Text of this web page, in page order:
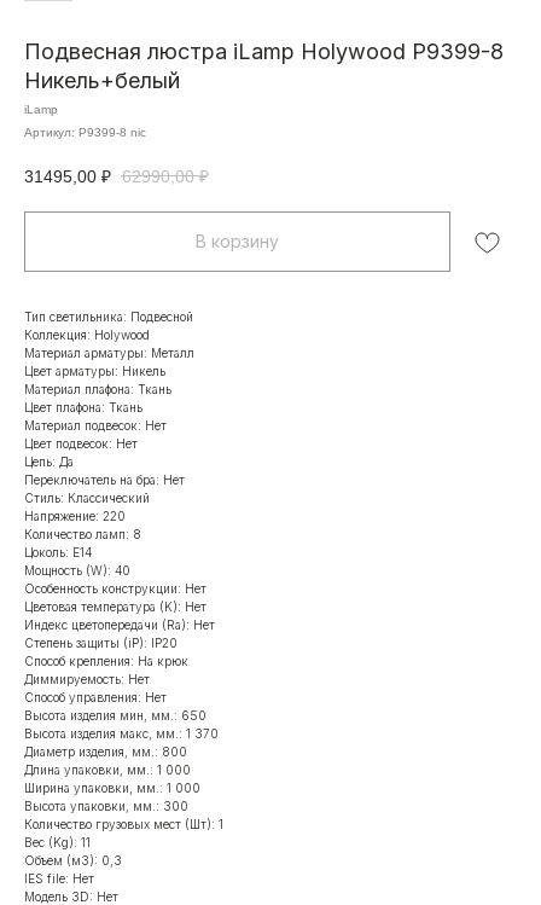
Подвесная люстра iLamp Holywood P9399-8
Никель+белый
iLamp
Артикул: P9399-8 nic
31495,00 ₽ 62990,00 ₽
В корзину
Тип светильника: Подвесной
Коллекция: Holywood
Материал арматуры: Металл
Цвет арматуры: Никель
Материал плафона: Ткань
Цвет плафона: Ткань
Материал подвесок: Нет
Цвет подвесок: Нет
Цепь: Да
Переключатель на бра: Нет
Стиль: Классический
Напряжение: 220
Количество ламп: 8
Цоколь: Е14
Мощность (W): 40
Особенность конструкции: Нет
Цветовая температура (K): Нет
Индекс цветопередачи (Ra): Нет
Степень защиты (iP): IP20
Способ крепления: На крюк
Диммируемость: Нет
Способ управления: Нет
Высота изделия мин, мм.: 650
Высота изделия макс, мм.: 1 370
Диаметр изделия, мм.: 800
Длина упаковки, мм.: 1 000
Ширина упаковки, мм.: 1 000
Высота упаковки, мм.: 300
Количество грузовых мест (Шт): 1
Вес (Kg): 11
Объем (м3): 0,3
IES file: Нет
Модель 3D: Нет